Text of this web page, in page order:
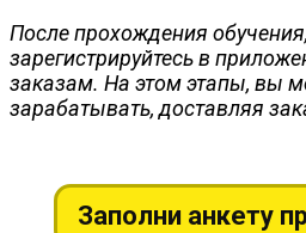
После прохождения
зарегистрируйтесь в
заказам. На этом этапы, вы
зарабатывать, доставляя
Заполни анкету